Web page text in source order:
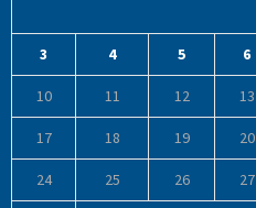
3 4 5 6
10 11 12 13
17 18 19 20
24 25 26 27